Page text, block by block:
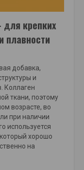
для крепких
плавности
добавка,
и
Коллаген
ткани, поэтому
возрасте, во
при наличии
используется
хорошо
на